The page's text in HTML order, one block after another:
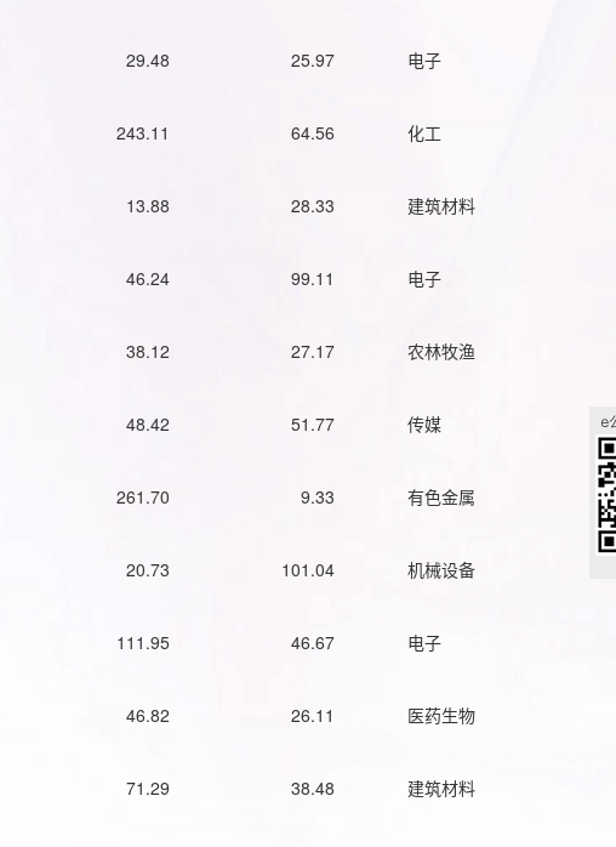
29.48 25.97 电子
243.11 64.56 化工
13.88 28.33 建筑材料
46.24 99.11 电子
38.12 27.17 农林牧渔
48.42 51.77 传媒
261.70 9.33 有色金属
20.73 101.04 机械设备
111.95 46.67 电子
46.82 26.11 医药生物
71.29 38.48 建筑材料